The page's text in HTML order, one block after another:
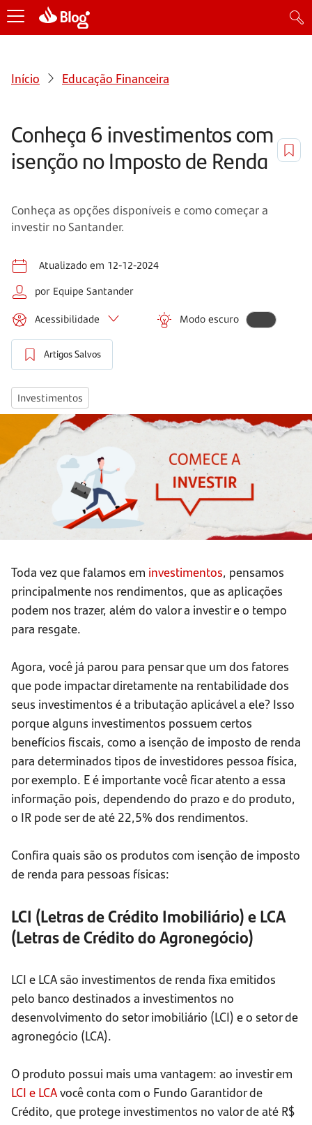
Início Educação Financeira
Conheça 6 investimentos com
isenção no Imposto de Renda
Conheça as opções disponíveis e como começar a
investir no Santander.
Atualizado em 12-12-2024
por Equipe Santander
Acessibilidade Modo escuro
Artigos Salvos
Investimentos
Toda vez que falamos em investimentos, pensamos
principalmente nos rendimentos, que as aplicações
podem nos trazer, além do valor a investir e o tempo
para resgate.
Agora, você já parou para pensar que um dos fatores
que pode impactar diretamente na rentabilidade dos
seus investimentos é a tributação aplicável a ele? Isso
porque alguns investimentos possuem certos
benefícios fiscais, como a isenção de imposto de renda
para determinados tipos de investidores pessoa física,
por exemplo. E é importante você ficar atento a essa
informação pois, dependendo do prazo e do produto,
o IR pode ser de até 22,5% dos rendimentos.
Confira quais são os produtos com isenção de imposto
de renda para pessoas físicas:
LCI (Letras de Crédito Imobiliário) e LCA
(Letras de Crédito do Agronegócio)
LCI e LCA são investimentos de renda fixa emitidos
pelo banco destinados a investimentos no
desenvolvimento do setor imobiliário (LCI) e o setor de
agronegócio (LCA).
O produto possui mais uma vantagem: ao investir em
LCI e LCAvocê conta com o Fundo Garantidor de
Crédito, que protege investimentos no valor de até R$